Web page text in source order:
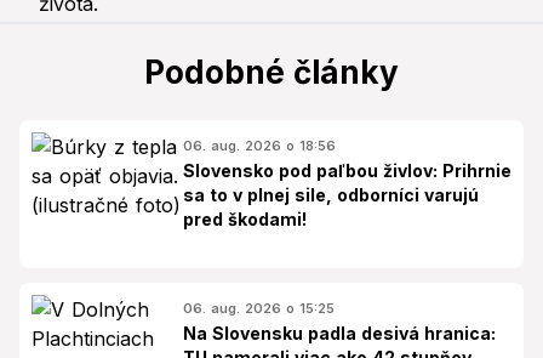
Podobné články
06. aug. 2026 o 18:56
Slovensko pod paľbou živlov: Prihrnie
sa to v plnej sile, odborníci varujú
pred škodami!
06. aug. 2026 o 15:25
Na Slovensku padla desivá hranica: